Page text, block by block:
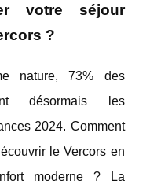
votre séjour
?
nature, 73% des
désormais les
2024. Comment
le Vercors en
moderne ? La